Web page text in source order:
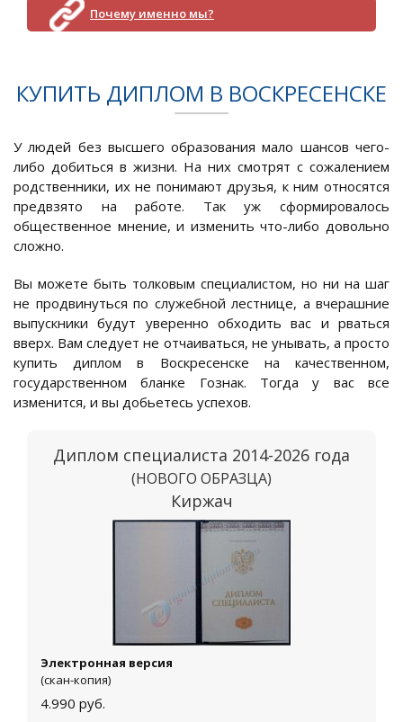
Почему именно мы?
КУПИТЬ ДИПЛОМ В ВОСКРЕСЕНСКЕ
У людей без высшего образования мало шансов чего-
либо добиться в жизни. На них смотрят с сожалением
родственники, их не понимают друзья, к ним относятся
предвзято на работе. Так уж сформировалось
общественное мнение, и изменить что-либо довольно
сложно.
Вы можете быть толковым специалистом, но ни на шаг
не продвинуться по служебной лестнице, а вчерашние
выпускники будут уверенно обходить вас и рваться
вверх. Вам следует не отчаиваться, не унывать, а просто
купить диплом в Воскресенске на качественном,
государственном бланке Гознак. Тогда у вас все
изменится, и вы добьетесь успехов.
Диплом специалиста 2014-2026 года
(НОВОГО ОБРАЗЦА)
Киржач
Электронная версия
(скан-копия)
4.990 руб.